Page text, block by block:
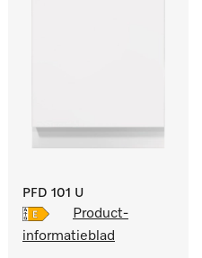
PFD 101 U
Product-
informatieblad